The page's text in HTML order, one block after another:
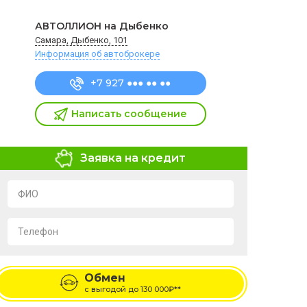
АВТОЛЛИОН на Дыбенко
Самара, Дыбенко, 101
Информация об автоброкере
+7 927 ●●● ●● ●●
Написать сообщение
Заявка на кредит
ФИО
Телефон
хранение персональных данных в соответствии с
условиямиПолитики обработки персональных
Обмен
с выгодой до130 000₽**